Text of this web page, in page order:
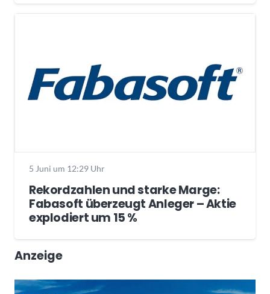
5 Juni um 12:29 Uhr
Rekordzahlen und starke Marge:
Fabasoft überzeugt Anleger – Aktie
explodiert um 15 %
Anzeige